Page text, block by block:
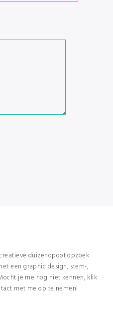
duizendpoot opzoek
een graphic design, stem-,
je me nog niet kennen, klik
met me op te nemen!